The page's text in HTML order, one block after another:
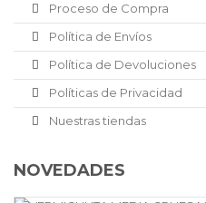
Proceso de Compra
Política de Envíos
Política de Devoluciones
Políticas de Privacidad
Nuestras tiendas
NOVEDADES